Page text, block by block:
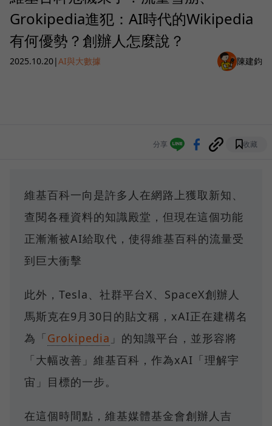
Grokipedia進犯：AI時代的Wikipedia
有何優勢？創辦人怎麼說？
2025.10.20|AI與大數據 陳建鈞
分享 收藏
維基百科一向是許多人在網路上獲取新知、
查閱各種資料的知識殿堂，但現在這個功能
正漸漸被AI給取代，使得維基百科的流量受
到巨大衝擊
此外，Tesla、社群平台X、SpaceX創辦人
馬斯克在9月30日的貼文稱，xAI正在建構名
為「Grokipedia 」的知識平台，並形容將
「大幅改善」維基百科，作為xAI「理解宇
宙」目標的一步。
在這個時間點，維基媒體基金會創辦人吉